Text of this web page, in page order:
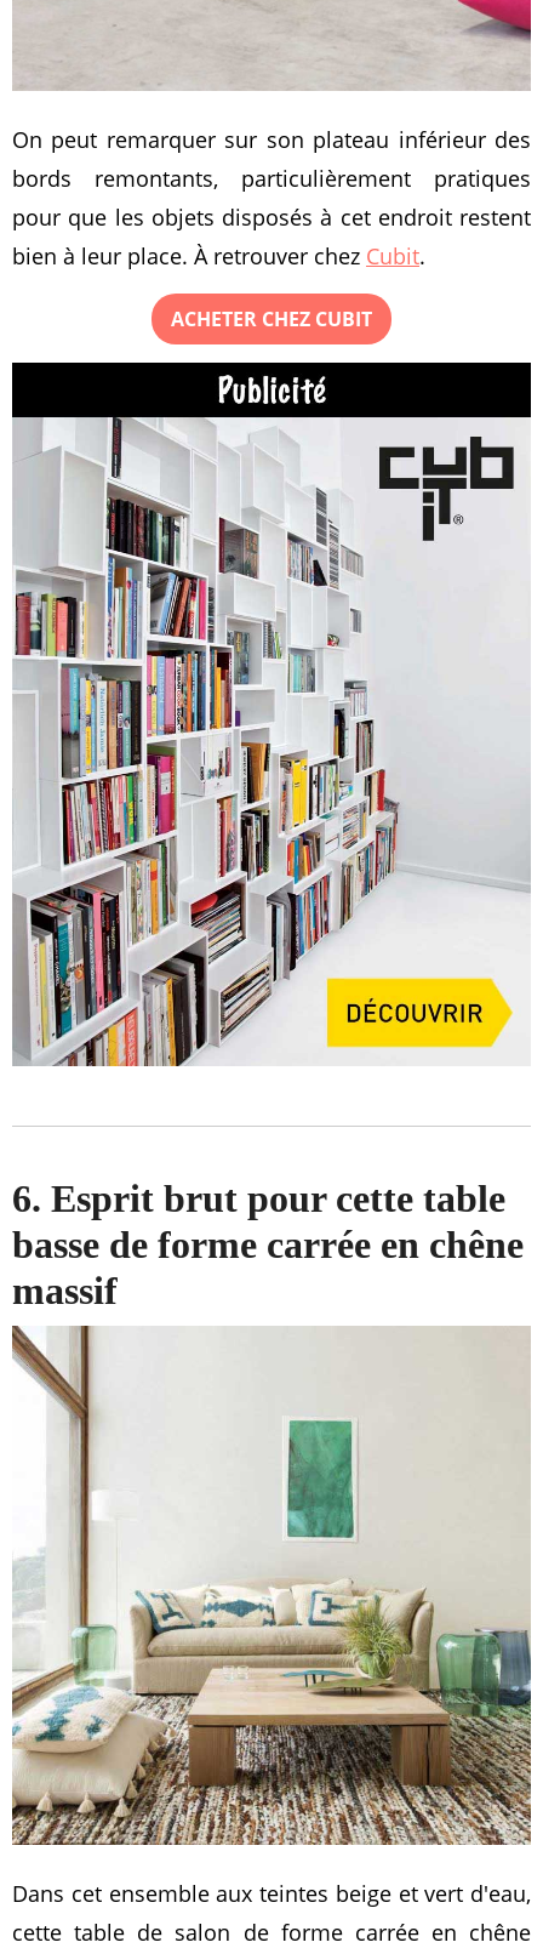
On peut remarquer sur son plateau inférieur des
bords remontants, particulièrement pratiques
pour que les objets disposés à cet endroit restent
bien à leur place. À retrouver chez Cubit.
ACHETER CHEZ CUBIT
6. Esprit brut pour cette table
basse de forme carrée en chêne
massif
Dans cet ensemble aux teintes beige et vert d'eau,
cette table de salon de forme carrée en chêne